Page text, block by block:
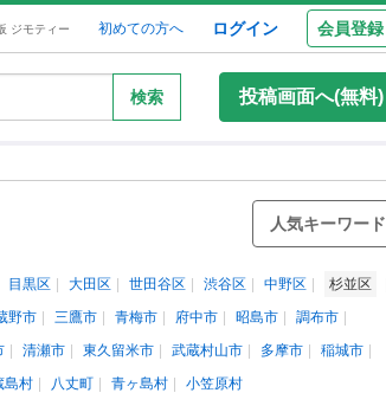
ジモティー 初めての方へ ログイン 会員登録
検索 投稿画面へ(無料)
人気キーワード
目黒区 大田区 世田谷区 渋谷区 中野区
杉並区
野市 三鷹市 青梅市 府中市 昭島市
調布市
清瀬市 東久留米市 武蔵村山市 多摩市
稲城市
島村 八丈町 青ヶ島村 小笠原村